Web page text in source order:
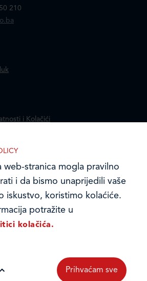
210
i Kolačići
načela
web-stranica mogla pravilno
i da bismo unaprijedili vaše
iskustvo, koristimo kolaćiće.
potražite u
kolačića.
NA STRANICI
kolačića opisanih u nastavku:
Prihvaćam sve